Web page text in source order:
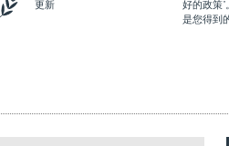
更新
好的政策
是您得到